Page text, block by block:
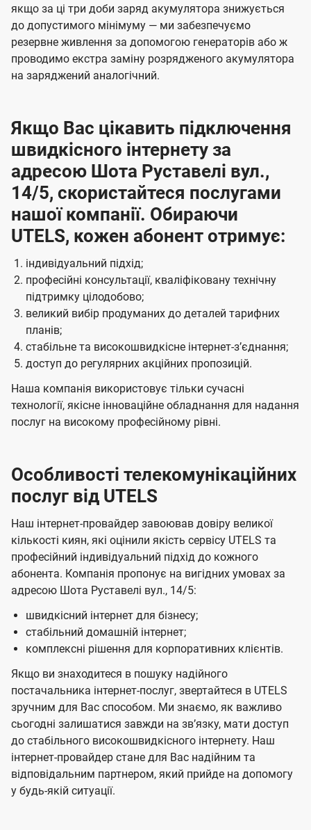
якщо за ці три доби заряд акумулятора знижується
до допустимого мінімуму — ми забезпечуємо
резервне живлення за допомогою генераторів або ж
проводимо екстра заміну розрядженого акумулятора
на заряджений аналогічний.
Якщо Вас цікавить підключення
швидкісного інтернету за
адресою Шота Руставелі вул.,
14/5, скористайтеся послугами
нашої компанії. Обираючи
UTELS, кожен абонент отримує:
індивідуальний підхід;
професійні консультації, кваліфіковану технічну
підтримку цілодобово;
великий вибір продуманих до деталей тарифних
планів;
стабільне та високошвидкісне інтернет-зʼєднання;
доступ до регулярних акційних пропозицій.
Наша компанія використовує тільки сучасні
технології, якісне інноваційне обладнання для надання
послуг на високому професійному рівні.
Особливості телекомунікаційних
послуг від UTELS
Наш інтернет-провайдер завоював довіру великої
кількості киян, які оцінили якість сервісу UTELS та
професійний індивідуальний підхід до кожного
абонента. Компанія пропонує на вигідних умовах за
адресою Шота Руставелі вул., 14/5:
швидкісний інтернет для бізнесу;
стабільний домашній інтернет;
комплексні рішення для корпоративних клієнтів.
Якщо ви знаходитеся в пошуку надійного
постачальника інтернет-послуг, звертайтеся в UTELS
зручним для Вас способом. Ми знаємо, як важливо
сьогодні залишатися завжди на звʼязку, мати доступ
до стабільного високошвидкісного інтернету. Наш
інтернет-провайдер стане для Вас надійним та
відповідальним партнером, який прийде на допомогу
у будь-якій ситуації.